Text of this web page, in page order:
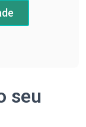
seu